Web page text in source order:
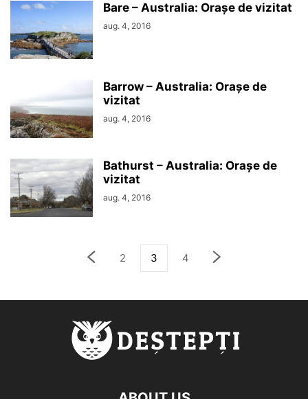
Bare – Australia: Orașe de vizitat
aug. 4, 2016
Barrow – Australia: Orașe de
vizitat
aug. 4, 2016
Bathurst – Australia: Orașe de
vizitat
aug. 4, 2016
2 3 4